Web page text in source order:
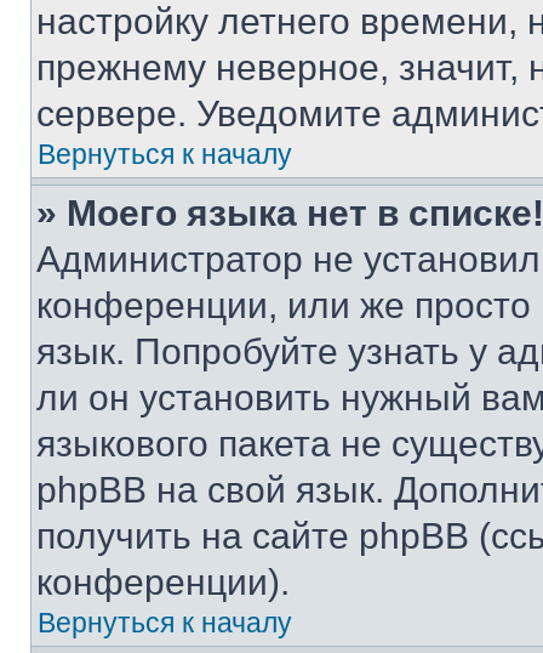
настройку летнего
прежнему неверное, значит,
сервере. Уведомите
Вернуться к началу
» Моего языка нет в списке!
Администратор не
конференции, или же
язык. Попробуйте узнать у
ли он установить нужный
языкового пакета не
phpBB на свой язык.
получить на сайте phpBB
конференции).
Вернуться к началу